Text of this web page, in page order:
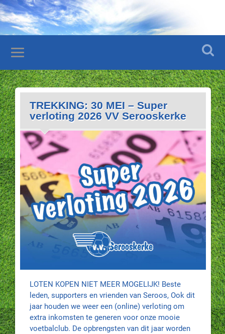
TREKKING: 30 MEI – Super
verloting 2026 VV Serooskerke
LOTEN KOPEN NIET MEER MOGELIJK! Beste
leden, supporters en vrienden van Seroos, Ook dit
jaar houden we weer een (online) verloting om
extra inkomsten te generen voor onze mooie
voetbalclub. De opbrengsten van dit jaar worden